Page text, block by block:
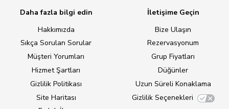
Daha fazla bilgi edin
Hakkımızda
Sıkça Sorulan Sorular
Müşteri Yorumları
Hizmet Şartları
Gizlilik Politikası
Site Haritası
İletişime Geçin
Bize Ulaşın
Rezervasyonum
Grup Fiyatları
Düğünler
Uzun Süreli Konaklama
Gizlilik Seçenekleri